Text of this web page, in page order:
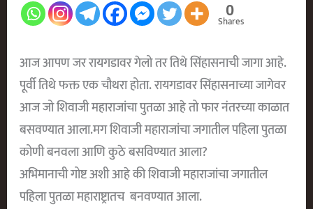
0
Shares
आज आपण जर रायगडावर गेलो तर तिथे सिंहासनाची जागा आहे.
पूर्वी तिथे फक्त एक चौथरा होता. रायगडावर सिंहासनाच्या जागेवर
आज जो शिवाजी महाराजांचा पुतळा आहे तो फार नंतरच्या काळात
बसवण्यात आला.मग शिवाजी महाराजांचा जगातील पहिला पुतळा
कोणी बनवला आणि कुठे बसविण्यात आला?
अभिमानाची गोष्ट अशी आहे की शिवाजी महाराजांचा जगातील
पहिला पुतळा महाराष्ट्रातच बनवण्यात आला.